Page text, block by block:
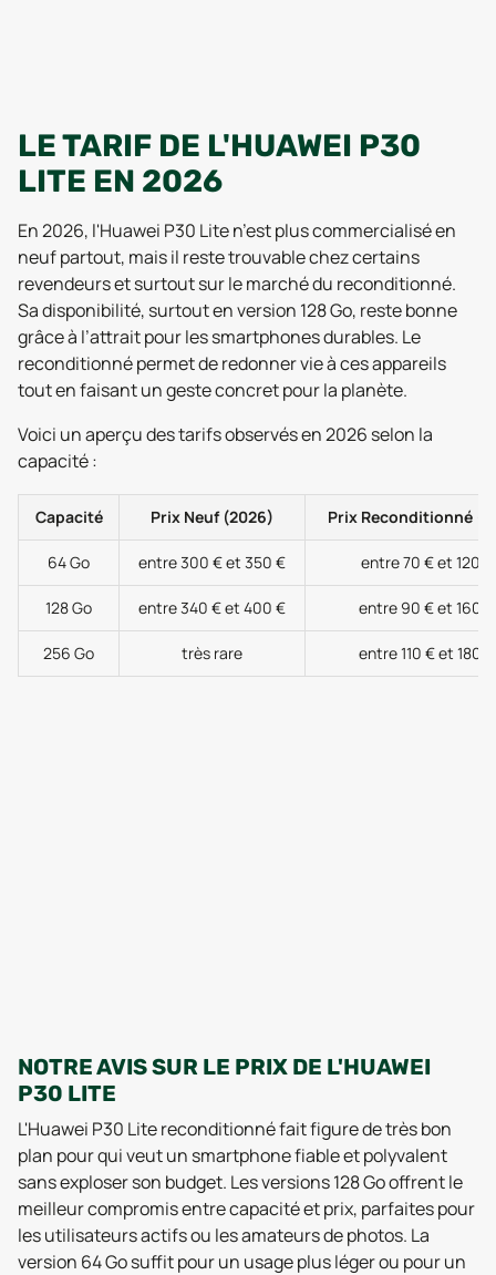
LE TARIF DE L'HUAWEI P30
LITE EN 2026
En 2026, l'Huawei P30 Lite n’est plus commercialisé en
neuf partout, mais il reste trouvable chez certains
revendeurs et surtout sur le marché du reconditionné.
Sa disponibilité, surtout en version 128 Go, reste bonne
grâce à l’attrait pour les smartphones durables. Le
reconditionné permet de redonner vie à ces appareils
tout en faisant un geste concret pour la planète.
Voici un aperçu des tarifs observés en 2026 selon la
capacité :
Capacité Prix Neuf (2026) Prix Reconditionné
64 Go entre 300 € et 350 € entre 70 € et 120 €
128 Go entre 340 € et 400 € entre 90 € et 160 €
256 Go très rare entre 110 € et 180 €
NOTRE AVIS SUR LE PRIX DE L'HUAWEI
P30 LITE
L'Huawei P30 Lite reconditionné fait figure de très bon
plan pour qui veut un smartphone fiable et polyvalent
sans exploser son budget. Les versions 128 Go offrent le
meilleur compromis entre capacité et prix, parfaites pour
les utilisateurs actifs ou les amateurs de photos. La
version 64 Go suffit pour un usage plus léger ou pour un